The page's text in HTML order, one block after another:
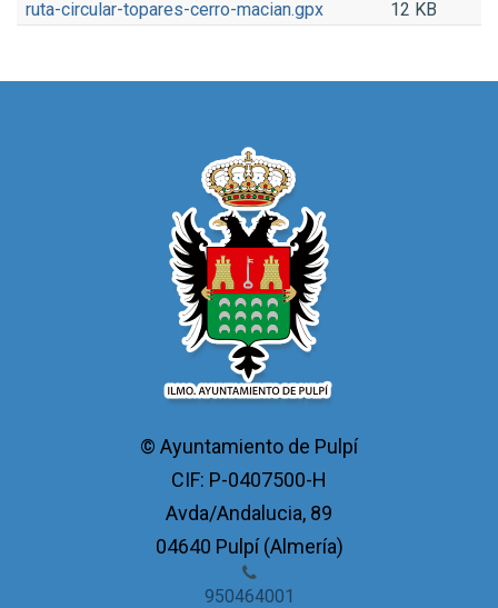
ruta-circular-topares-cerro-macian.gpx 12 KB
© Ayuntamiento de Pulpí
CIF: P-0407500-H
Avda/Andalucia, 89
04640 Pulpí (Almería)
950464001